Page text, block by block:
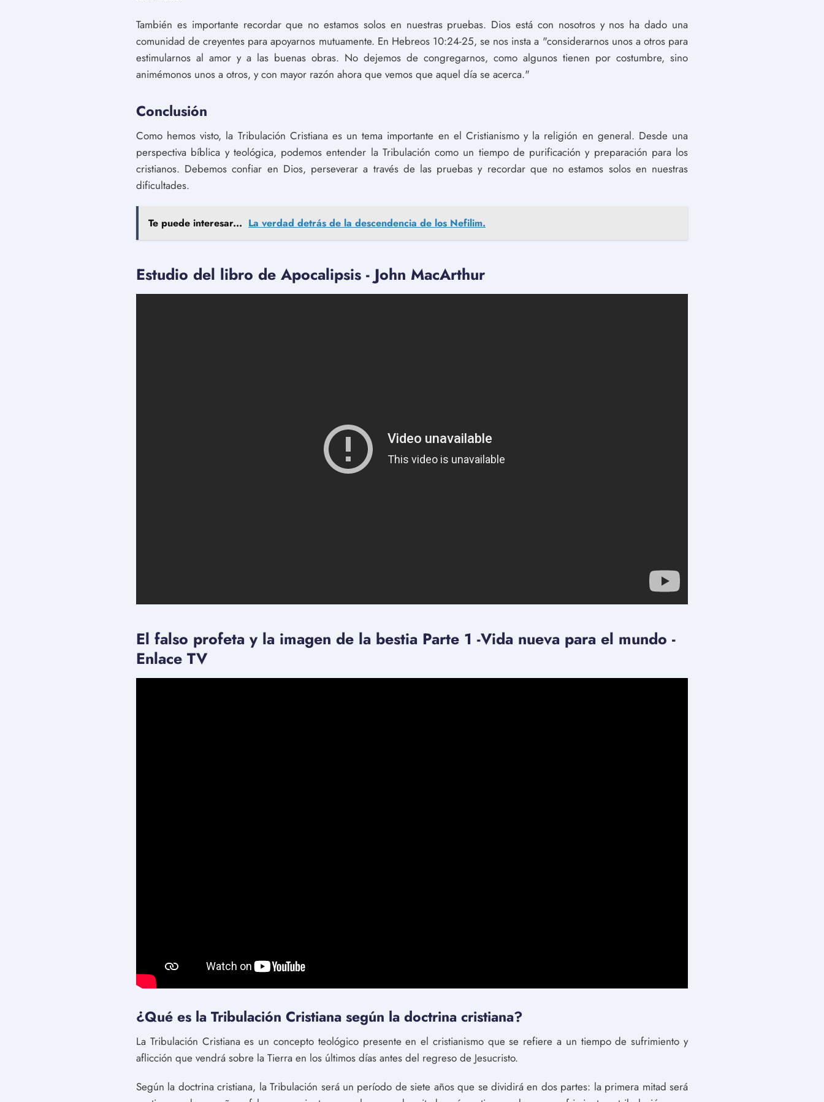
También es importante recordar que no estamos solos en nuestras pruebas. Dios está con nosotros y nos ha dado una
comunidad de creyentes para apoyarnos mutuamente. En Hebreos 10:24-25, se nos insta a "considerarnos unos a otros para
estimularnos al amor y a las buenas obras. No dejemos de congregarnos, como algunos tienen por costumbre, sino
animémonos unos a otros, y con mayor razón ahora que vemos que aquel día se acerca."
Conclusión
Como hemos visto, la Tribulación Cristiana es un tema importante en el Cristianismo y la religión en general. Desde una
perspectiva bíblica y teológica, podemos entender la Tribulación como un tiempo de purificación y preparación para los
cristianos. Debemos confiar en Dios, perseverar a través de las pruebas y recordar que no estamos solos en nuestras
dificultades.
Te puede interesar... La verdad detrás de la descendencia de los Nefilim.
Estudio del libro de Apocalipsis - John MacArthur
El falso profeta y la imagen de la bestia Parte 1 -Vida nueva para el mundo -
Enlace TV
¿Qué es la Tribulación Cristiana según la doctrina cristiana?
La Tribulación Cristiana es un concepto teológico presente en el cristianismo que se refiere a un tiempo de sufrimiento y
aflicción que vendrá sobre la Tierra en los últimos días antes del regreso de Jesucristo.
Según la doctrina cristiana, la Tribulación será un período de siete años que se dividirá en dos partes: la primera mitad será